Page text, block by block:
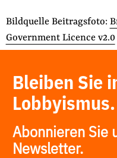
Bildquelle Beitragsfoto:
Government Licence v2.0
Bleiben Sie
Lobbyismus.
Abonnieren Sie
Newsletter.